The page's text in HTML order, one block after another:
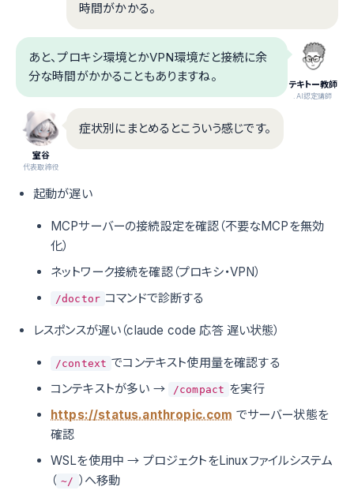
時間がかかる。
テキトー教師
.AI認定講師
あと、プロキシ環境とかVPN環境だと接続に余
分な時間がかかることもありますね。
室谷
代表取締役
症状別にまとめるとこういう感じです。
起動が遅い
MCPサーバーの接続設定を確認（不要なMCPを無効
化）
ネットワーク接続を確認（プロキシ・VPN）
/doctor コマンドで診断する
レスポンスが遅い（claude code 応答 遅い状態）
/context でコンテキスト使用量を確認する
コンテキストが多い →
/compact を実行
https://status.anthropic.com でサーバー状態を
確認
WSLを使用中 → プロジェクトをLinuxファイルシステム
（ ~/ ）へ移動